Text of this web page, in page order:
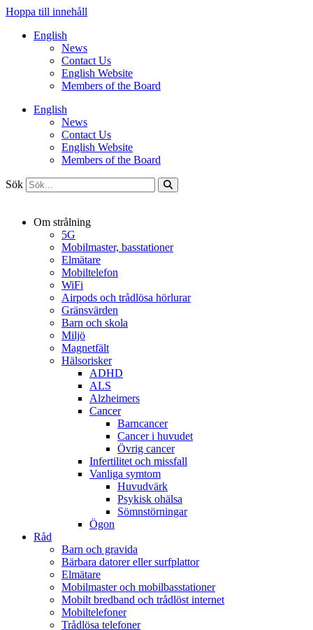
Hoppa till innehåll
English
News
Contact Us
English Website
Members of the Board
English
News
Contact Us
English Website
Members of the Board
Sök
Om strålning
5G
Mobilmaster, basstationer
Elmätare
Mobiltelefon
WiFi
Airpods och trådlösa hörlurar
Gränsvärden
Barn och skola
Miljö
Magnetfält
Hälsorisker
ADHD
ALS
Alzheimers
Cancer
Barncancer
Cancer i huvudet
Övrig cancer
Infertilitet och missfall
Vanliga symtom
Huvudvärk
Psykisk ohälsa
Sömnstörningar
Ögon
Råd
Barn och gravida
Bärbara datorer eller surfplattor
Elmätare
Mobilmaster och mobilbasstationer
Mobilt bredband och trådlöst internet
Mobiltelefoner
Trådlösa telefoner